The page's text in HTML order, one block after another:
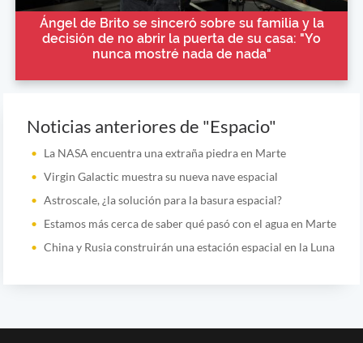
Ángel de Brito se sinceró sobre su familia y la
decisión de no abrir la puerta de su casa: "Yo
nunca mostré nada de nada"
Noticias anteriores de "Espacio"
La NASA encuentra una extraña piedra en Marte
Virgin Galactic muestra su nueva nave espacial
Astroscale, ¿la solución para la basura espacial?
Estamos más cerca de saber qué pasó con el agua en Marte
China y Rusia construirán una estación espacial en la Luna